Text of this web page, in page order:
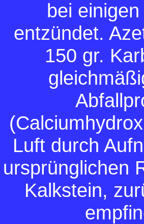
bei
entzündet.
150 gr.
Luft durch
ursprünglichen
Kalkstein,